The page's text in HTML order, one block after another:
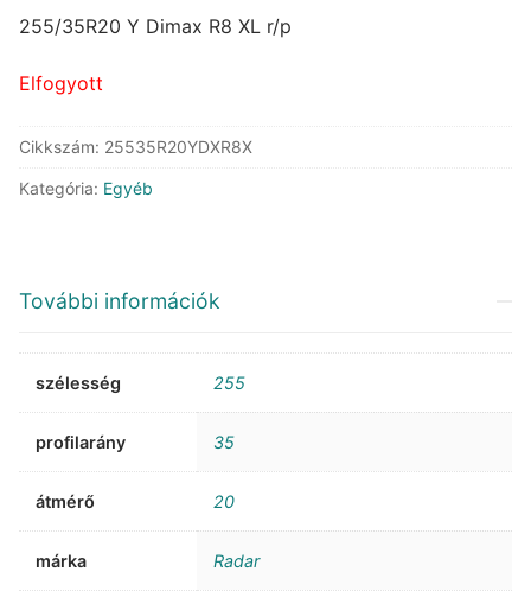
was:
is:
255/35R20 Y Dimax R8 XL r/p
Elfogyott
Cikkszám: 25535R20YDXR8X
Kategória: Egyéb
További információk
szélesség 255
profilarány 35
átmérő 20
márka Radar